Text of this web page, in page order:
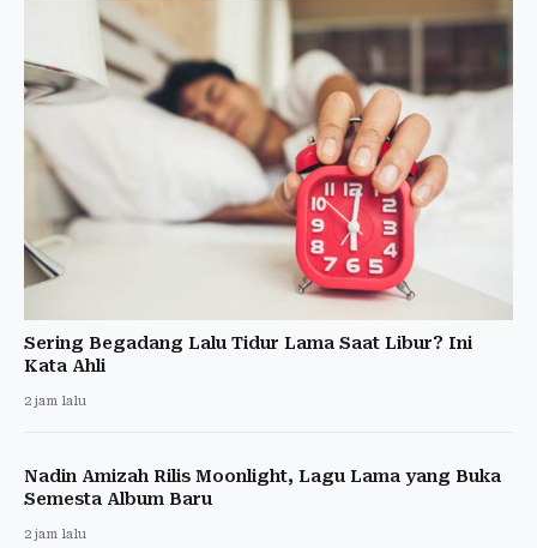
Sering Begadang Lalu Tidur Lama Saat Libur? Ini
Kata Ahli
2 jam lalu
Nadin Amizah Rilis Moonlight, Lagu Lama yang Buka
Semesta Album Baru
2 jam lalu